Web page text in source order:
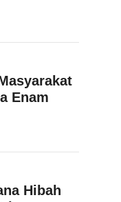
Enam
Hibah